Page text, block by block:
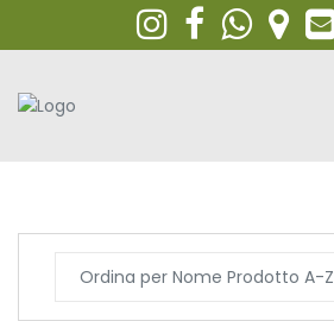
Ordina per Nome Prodotto A-Z